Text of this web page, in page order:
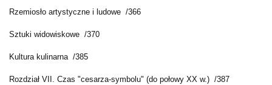
Rzemiosło artystyczne i ludowe /366
Sztuki widowiskowe /370
Kultura kulinarna /385
Rozdział VII. Czas "cesarza-symbolu" (do połowy XX w.) /387